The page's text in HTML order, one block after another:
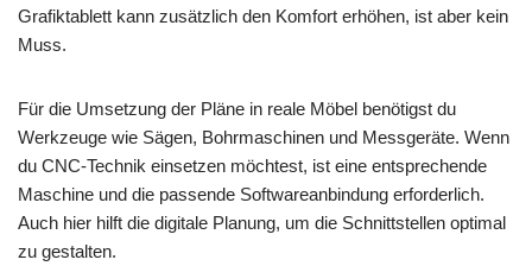
Grafiktablett kann zusätzlich den Komfort erhöhen, ist aber kein
Muss.
Für die Umsetzung der Pläne in reale Möbel benötigst du
Werkzeuge wie Sägen, Bohrmaschinen und Messgeräte. Wenn
du CNC-Technik einsetzen möchtest, ist eine entsprechende
Maschine und die passende Softwareanbindung erforderlich.
Auch hier hilft die digitale Planung, um die Schnittstellen optimal
zu gestalten.